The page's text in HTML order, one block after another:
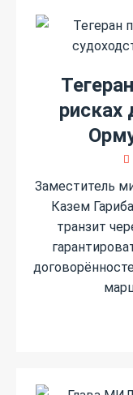
рисках
Заместитель
Казем
транзит